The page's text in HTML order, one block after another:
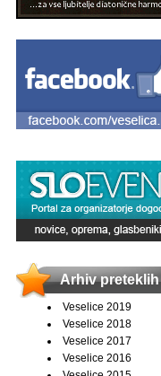
Arhiv preteklih
Veselice 2019
Veselice 2018
Veselice 2017
Veselice 2016